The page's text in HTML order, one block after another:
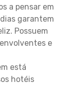
a pensar em
garantem
Possuem
e
está
hotéis